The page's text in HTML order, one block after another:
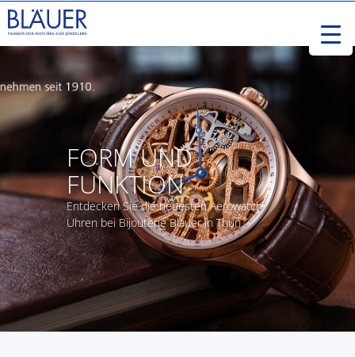
FORM UND
FUNKTION
Entdecken Sie die neuesten Aerowatch
Uhren bei Bijouterie Bläuer in Thun.